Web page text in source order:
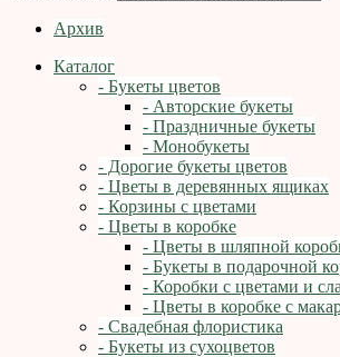
Архив
Каталог
- Букеты цветов
- Авторские букеты
- Праздничные букеты
- Монобукеты
- Дорогие букеты цветов
- Цветы в деревянных ящиках
- Корзины с цветами
- Цветы в коробке
- Цветы в шляпной
- Букеты в подарочной
- Коробки с цветами и
- Цветы в коробке с
- Свадебная флористика
- Букеты из сухоцветов